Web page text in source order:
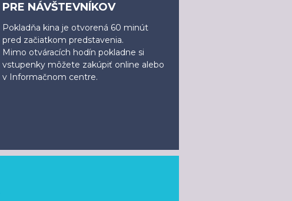
PRE NÁVŠTEVNÍKOV
Pokladňa kina je otvorená 60 minút
pred začiatkom predstavenia.
Mimo otváracích hodín pokladne si
vstupenky môžete zakúpiť online alebo
v Informačnom centre.